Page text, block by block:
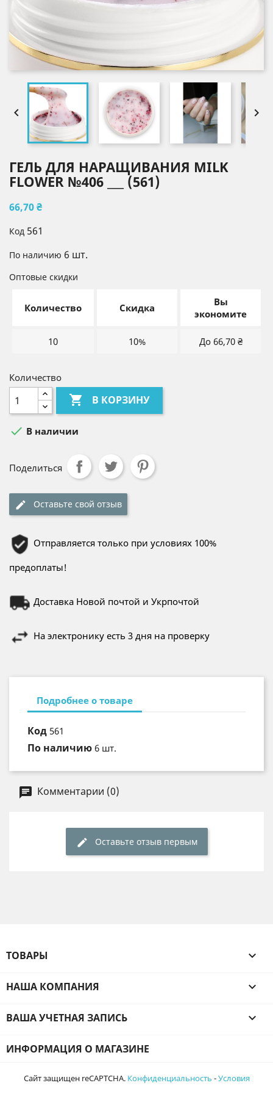
 
ГЕЛЬ ДЛЯ НАРАЩИВАНИЯ MILK
FLOWER №406 ___ (561)
66,70 ₴
Код 561
По наличию 6 шт.
Оптовые скидки
Количество Скидка
Вы
экономите
10 10% До 66,70 ₴
Количество
 В КОРЗИНУ
 В наличии
Поделиться
Оставьте свой отзыв
Отправляется только при условиях 100%
предоплаты!
Доставка Новой почтой и Укрпочтой
На электронику есть 3 дня на проверку
Подробнее о товаре
Код 561
По наличию 6 шт.
Комментарии (0)
Оставьте отзыв первым
ТОВАРЫ 
НАША КОМПАНИЯ 
ВАША УЧЕТНАЯ ЗАПИСЬ 
ИНФОРМАЦИЯ О МАГАЗИНЕ
Сайт защищен reCAPTCHA. Конфиденциальность -Условия